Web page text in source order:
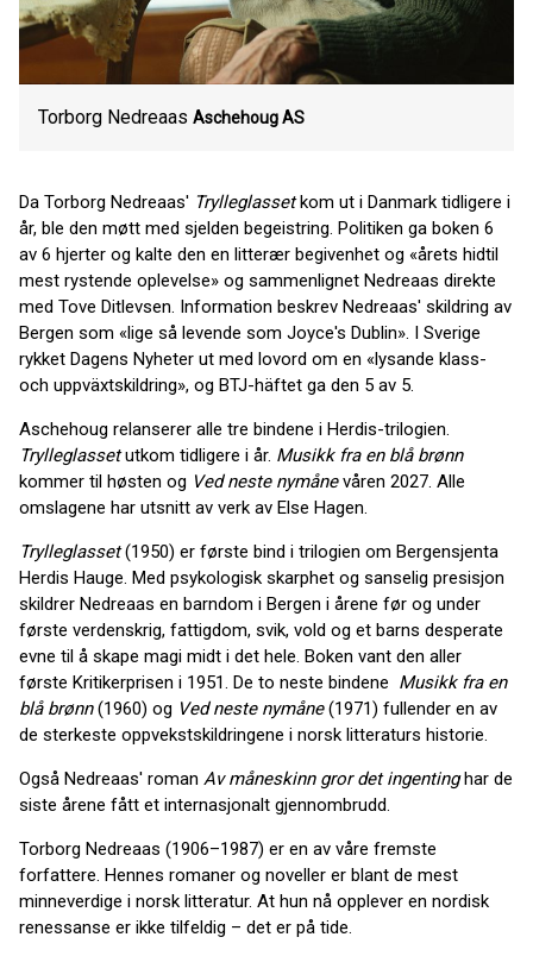
Torborg Nedreaas Aschehoug AS
Da Torborg Nedreaas' Trylleglassetkom ut i Danmark tidligere i
år, ble den møtt med sjelden begeistring. Politiken ga boken 6
av 6 hjerter og kalte den en litterær begivenhet og «årets hidtil
mest rystende oplevelse» og sammenlignet Nedreaas direkte
med Tove Ditlevsen. Information beskrev Nedreaas' skildring av
Bergen som «lige så levende som Joyce's Dublin». I Sverige
rykket Dagens Nyheter ut med lovord om en «lysande klass-
och uppväxtskildring», og BTJ-häftet ga den 5 av 5.
Aschehoug relanserer alle tre bindene i Herdis-trilogien.
Trylleglassetutkom tidligere i år. Musikk fra en blå brønn
kommer til høsten og Ved neste nymånevåren 2027. Alle
omslagene har utsnitt av verk av Else Hagen.
Trylleglasset(1950) er første bind i trilogien om Bergensjenta
Herdis Hauge. Med psykologisk skarphet og sanselig presisjon
skildrer Nedreaas en barndom i Bergen i årene før og under
første verdenskrig, fattigdom, svik, vold og et barns desperate
evne til å skape magi midt i det hele. Boken vant den aller
første Kritikerprisen i 1951. De to neste bindene Musikk fra en
blå brønn(1960) og Ved neste nymåne(1971) fullender en av
de sterkeste oppvekstskildringene i norsk litteraturs historie.
Også Nedreaas' roman Av måneskinn gror det ingentinghar de
siste årene fått et internasjonalt gjennombrudd.
Torborg Nedreaas (1906–1987) er en av våre fremste
forfattere. Hennes romaner og noveller er blant de mest
minneverdige i norsk litteratur. At hun nå opplever en nordisk
renessanse er ikke tilfeldig – det er på tide.